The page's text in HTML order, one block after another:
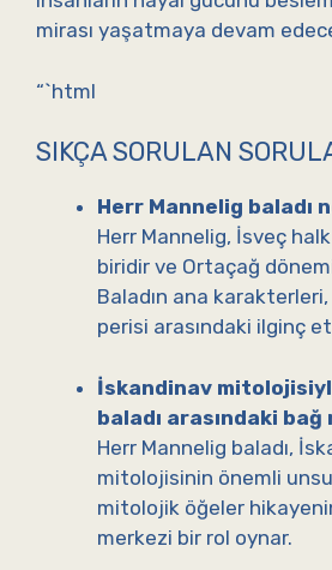
mirası yaşatmaya devam
“`html
SIKÇA SORULAN
Herr Mannelig baladı
Herr Mannelig, İsveç
biridir ve Ortaçağ
Baladın ana
perisi arasındaki ilginç
İskandinav
baladı arasındaki bağ
Herr Mannelig baladı,
mitolojisinin önemli
mitolojik öğeler
merkezi bir rol oynar.